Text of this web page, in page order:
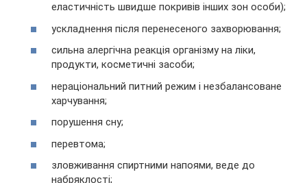
еластичність швидше покривів інших зон особи);
ускладнення після перенесеного захворювання;
сильна алергічна реакція організму на ліки,
продукти, косметичні засоби;
нераціональний питний режим і незбалансоване
харчування;
порушення сну;
перевтома;
зловживання спиртними напоями, веде до
набряклості;